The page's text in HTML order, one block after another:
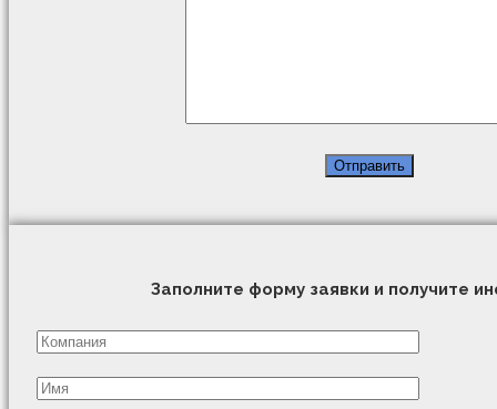
Заполните форму заявки и получите